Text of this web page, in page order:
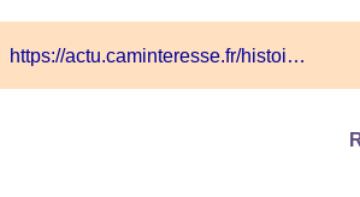
https://actu.caminteresse.fr/histoi…